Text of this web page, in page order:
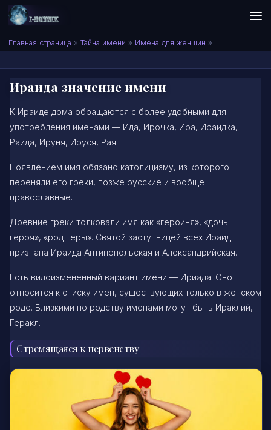
Skip to content
Сонник I-SONNIK.COM
Главная страница » Тайна имени » Имена для женщин »
Ираида значение имени
К Ираиде дома обращаются с более удобными для
употребления именами — Ида, Ирочка, Ира, Ираидка,
Раида, Ируня, Ируся, Рая.
Появлением имя обязано католицизму, из которого
переняли его греки, позже русские и вообще
православные.
Древние греки толковали имя как «героиня», «дочь
героя», «род Геры». Святой заступницей всех Ираид
признана Ираида Антинопольская и Александрийская.
Есть видоизмененный вариант имени — Ириада. Оно
относится к списку имен, существующих только в женском
роде. Близкими по родству именами могут быть Ираклий,
Геракл.
Стремящаяся к первенству